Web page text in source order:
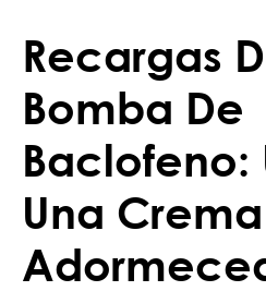
Recargas
Bomba De
Baclofeno:
Una Crema